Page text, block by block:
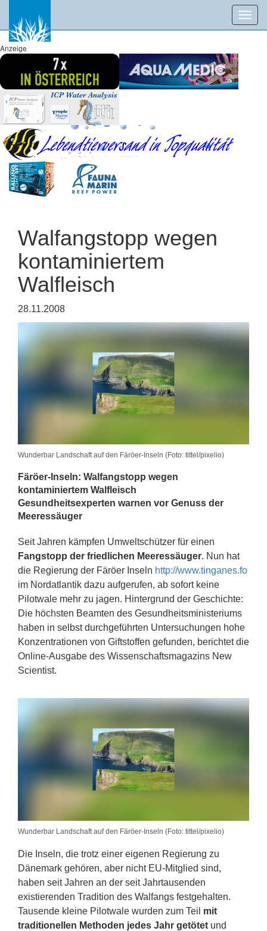
Anzeige
Walfangstopp wegen
kontaminiertem
Walfleisch
28.11.2008
Wunderbar Landschaft auf den Färöer-Inseln (Foto: tittel/pixelio)
Färöer-Inseln: Walfangstopp wegen
kontaminiertem Walfleisch
Gesundheitsexperten warnen vor Genuss der
Meeressäuger
Seit Jahren kämpfen Umweltschützer für einen
Fangstopp der friedlichen Meeressäuger. Nun hat
die Regierung der Färöer Inseln http://www.tinganes.fo
im Nordatlantik dazu aufgerufen, ab sofort keine
Pilotwale mehr zu jagen. Hintergrund der Geschichte:
Die höchsten Beamten des Gesundheitsministeriums
haben in selbst durchgeführten Untersuchungen hohe
Konzentrationen von Giftstoffen gefunden, berichtet die
Online-Ausgabe des Wissenschaftsmagazins New
Scientist.
Wunderbar Landschaft auf den Färöer-Inseln (Foto: tittel/pixelio)
Die Inseln, die trotz einer eigenen Regierung zu
Dänemark gehören, aber nicht EU-Mitglied sind,
haben seit Jahren an der seit Jahrtausenden
existierenden Tradition des Walfangs festgehalten.
Tausende kleine Pilotwale wurden zum Teil mit
traditionellen Methoden jedes Jahr getötet und